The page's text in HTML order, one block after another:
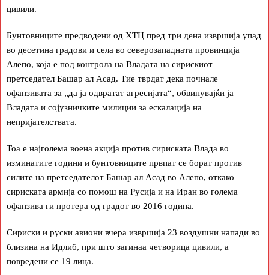
цивили.
Бунтовниците предводени од ХТЦ пред три дена извршија упад
во десетина градови и села во северозападната провинција
Алепо, која е под контрола на Владата на сирискиот
претседател Башар ал Асад. Тие тврдат дека почнале
офанзивата за „да ја одвратат агресијата“, обвинувајќи ја
Владата и сојузничките милиции за ескалација на
непријателствата.
Тоа е најголема воена акција против сириската Влада во
изминатите години и бунтовниците првпат се борат против
силите на претседателот Башар ал Асад во Алепо, откако
сириската армија со помош на Русија и на Иран во голема
офанзива ги протера од градот во 2016 година.
Сириски и руски авиони вчера извршија 23 воздушни напади во
близина на Идлиб, при што загинаа четворица цивили, а
повредени се 19 лица.